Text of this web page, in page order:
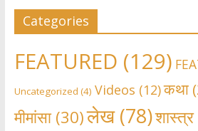
Categories
FEATURED (129)
Uncategorized (4) Videos (12)कथा
मीमांसा(30)लेख(78)शास्त्र